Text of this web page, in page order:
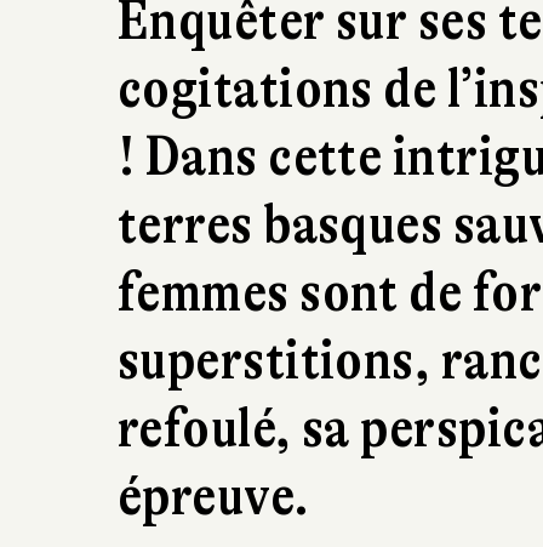
Enquêter sur ses
cogitations de
! Dans cette
terres basques
femmes sont de
superstitions,
refoulé, sa
épreuve.